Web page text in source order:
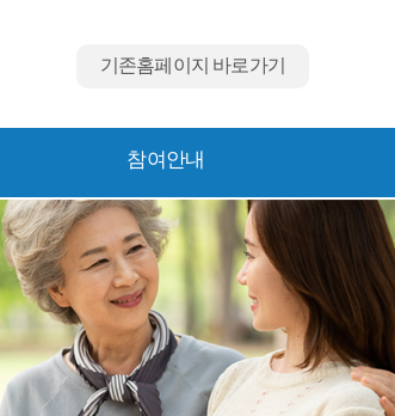
기존홈페이지 바로가기
참여안내